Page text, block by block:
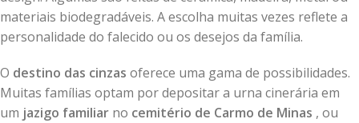
materiais biodegradáveis. A escolha muitas vezes reflete a
personalidade do falecido ou os desejos da família.
O destino das cinzas oferece uma gama de possibilidades.
Muitas famílias optam por depositar a urna cinerária em
um jazigo familiar no cemitério de Carmo de Minas , ou